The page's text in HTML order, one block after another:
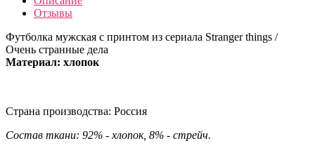
Отзывы
Футболка мужская с принтом из сериала Stranger things /
Очень странные дела
Материал: хлопок
Страна производства: Россия
Состав ткани: 92% - хлопок, 8% - стрейч.